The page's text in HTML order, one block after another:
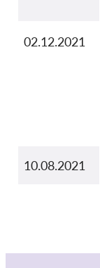
02.12.2021
10.08.2021